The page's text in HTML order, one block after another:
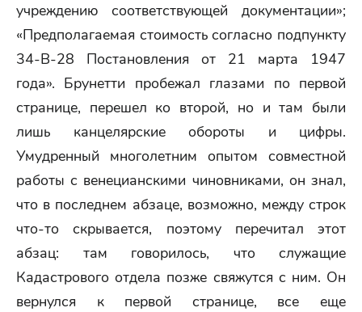
учреждению соответствующей документации»;
«Предполагаемая стоимость согласно подпункту
34-В-28 Постановления от 21 марта 1947
года». Брунетти пробежал глазами по первой
странице, перешел ко второй, но и там были
лишь канцелярские обороты и цифры.
Умудренный многолетним опытом совместной
работы с венецианскими чиновниками, он знал,
что в последнем абзаце, возможно, между строк
что-то скрывается, поэтому перечитал этот
абзац: там говорилось, что служащие
Кадастрового отдела позже свяжутся с ним. Он
вернулся к первой странице, все еще